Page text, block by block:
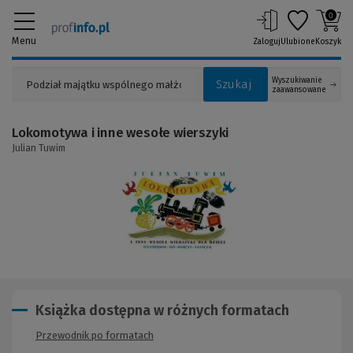
Menu
Szukaj
Wyszukiwanie
zaawansowane
ZalogujUlubione
0
Koszyk
Lokomotywa i inne wesołe wierszyki
Julian Tuwim
Książka dostępna w różnych formatach
Przewodnik po formatach